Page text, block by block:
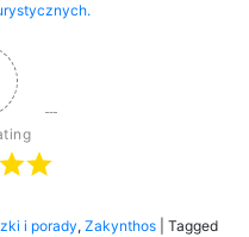
i porady, Zakynthos
Tagged